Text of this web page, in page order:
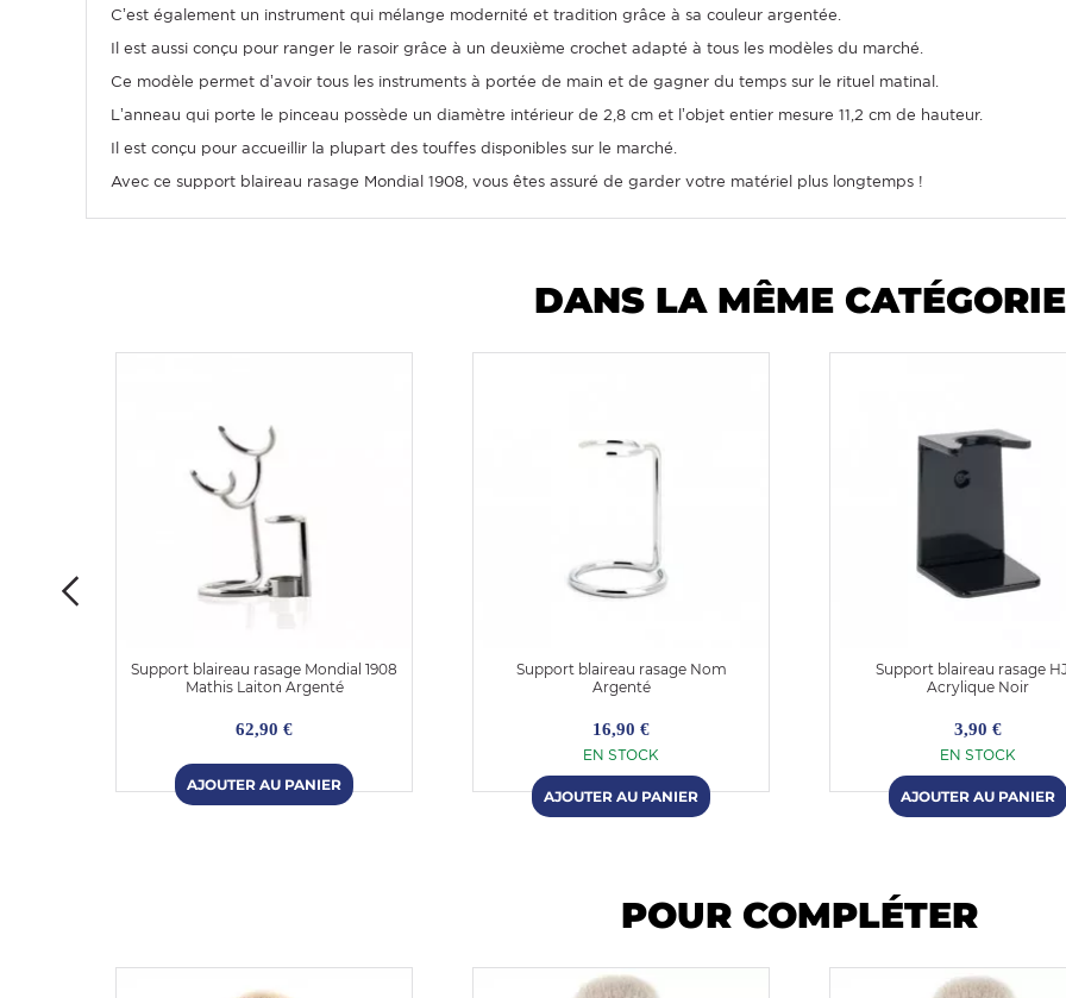
C’est également un instrument qui mélange modernité et tradition grâce à sa couleur argentée.
Il est aussi conçu pour ranger le rasoir grâce à un deuxième crochet adapté à tous les modèles du marché.
Ce modèle permet d’avoir tous les instruments à portée de main et de gagner du temps sur le rituel matinal.
L’anneau qui porte le pinceau possède un diamètre intérieur de 2,8 cm et l’objet entier mesure 11,2 cm de hauteur.
Il est conçu pour accueillir la plupart des touffes disponibles sur le marché.
Avec ce support blaireau rasage Mondial 1908, vous êtes assuré de garder votre matériel plus longtemps !
DANS LA MÊME CATÉGORIE
Support blaireau rasage Mondial 1908
Mathis Laiton Argenté
62,90 €
Support blaireau rasage Nom
Argenté
16,90 €
EN STOCK
Support blaireau rasage
Acrylique Noir
3,90 €
EN STOCK
POUR COMPLÉTER